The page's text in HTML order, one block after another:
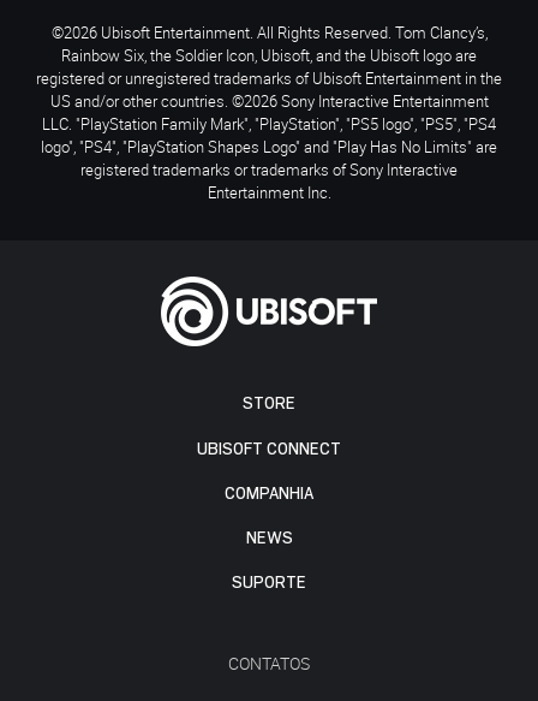
STORE
UBISOFT CONNECT
COMPANHIA
NEWS
SUPORTE
CONTATOS
©2026 Ubisoft Entertainment. All Rights Reserved. Tom Clancy’s,
Rainbow Six, the Soldier Icon, Ubisoft, and the Ubisoft logo are
registered or unregistered trademarks of Ubisoft Entertainment in the
US and/or other countries. ©2026 Sony Interactive Entertainment
LLC. "PlayStation Family Mark", "PlayStation", "PS5 logo", "PS5", "PS4
logo", "PS4", "PlayStation Shapes Logo" and "Play Has No Limits" are
registered trademarks or trademarks of Sony Interactive
Entertainment Inc.